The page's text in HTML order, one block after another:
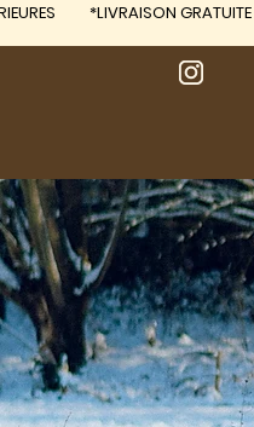
*LIVRAISON GRATUITE